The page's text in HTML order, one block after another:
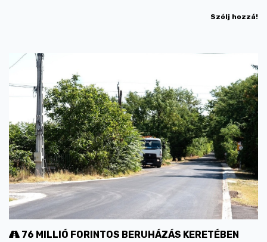
Szólj hozzá!
76 MILLIÓ FORINTOS BERUHÁZÁS KERETÉBEN